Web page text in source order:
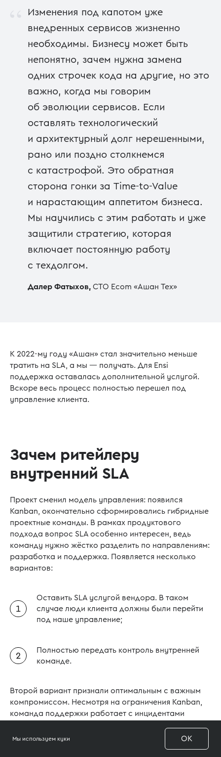
Изменения под капотом уже
внедренных сервисов жизненно
необходимы. Бизнесу может быть
непонятно, зачем нужна замена
одних строчек кода на другие, но это
важно, когда мы говорим
об эволюции сервисов. Если
оставлять технологический
и архитектурный долг нерешенными,
рано или поздно столкнемся
с катастрофой. Это обратная
сторона гонки за Time-to-Value
и нарастающим аппетитом бизнеса.
Мы научились с этим работать и уже
защитили стратегию, которая
включает постоянную работу
с техдолгом.
Далер Фатыхов, CTO Ecom «Ашан Тех»
К 2022-му году «Ашан» стал значительно меньше
тратить на SLA, а мы — получать. Для Ensi
поддержка оставалась дополнительной услугой.
Вскоре весь процесс полностью перешел под
управление клиента.
Зачем ритейлеру
внутренний SLA
Проект сменил модель управления: появился
Kanban, окончательно сформировались гибридные
проектные команды. В рамках продуктового
подхода вопрос SLA особенно интересен, ведь
команду нужно жёстко разделить по направлениям:
разработка и поддержка. Появляется несколько
вариантов:
Оставить SLA услугой вендора. В таком
случае люди клиента должны были перейти
под наше управление;
Полностью передать контроль внутренней
команде.
Второй вариант признали оптимальным с важным
компромиссом. Несмотря на ограничения Kanban,
команда поддержки работает с инцидентами
подключается к разработке и выполняет спринты.
Если возникает проблема: они переключаются
Мы используем куки OK